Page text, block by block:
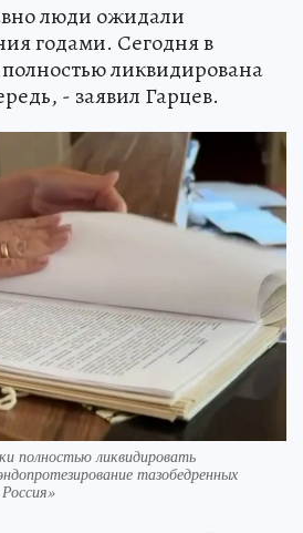
люди ожидали
годами. Сегодня в
ликвидирована
- заявил Гарцев.
полностью ликвидировать
тазобедренных